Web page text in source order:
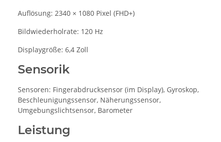
Auflösung: 2340 × 1080 Pixel (FHD+)
Bildwiederholrate: 120 Hz
Displaygröße: 6,4 Zoll
Sensorik
Sensoren: Fingerabdrucksensor (im Display), Gyroskop,
Beschleunigungssensor, Näherungssensor,
Umgebungslichtsensor, Barometer
Leistung